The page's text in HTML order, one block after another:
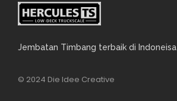
Jembatan Timbang terbaik di Indoneisa
© 2024 Die Idee Creative